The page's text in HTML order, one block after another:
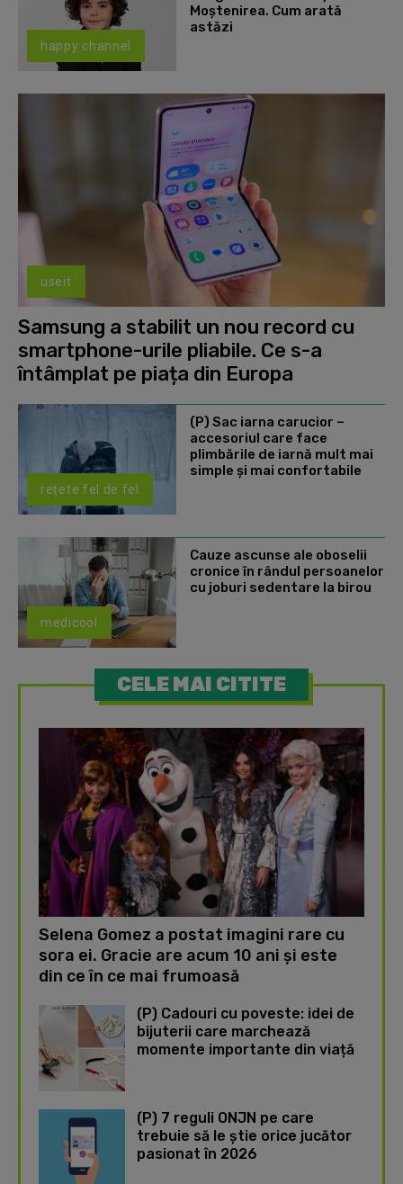
happy channel
Moștenirea. Cum arată
astăzi
useit
Samsung a stabilit un nou record cu
smartphone-urile pliabile. Ce s-a
întâmplat pe piața din Europa
rețete fel de fel
(P) Sac iarna carucior –
accesoriul care face
plimbările de iarnă mult mai
simple și mai confortabile
medicool
Cauze ascunse ale oboselii
cronice în rândul persoanelor
cu joburi sedentare la birou
CELE MAI CITITE
Selena Gomez a postat imagini rare cu
sora ei. Gracie are acum 10 ani și este
din ce în ce mai frumoasă
(P) Cadouri cu poveste: idei de
bijuterii care marchează
momente importante din viață
(P) 7 reguli ONJN pe care
trebuie să le știe orice jucător
pasionat în 2026